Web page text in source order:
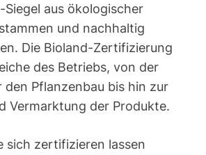
aus ökologischer
und nachhaltig
Die Bioland-Zertifizierung
des Betriebs, von der
den Pflanzenbau bis hin zur
Vermarktung der Produkte.
sich zertifizieren lassen